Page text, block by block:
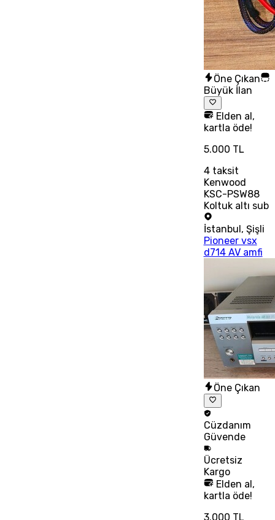
Öne Çıkan
Büyük İlan
Elden al,
kartla öde!
5.000 TL
4taksit
Kenwood
KSC-PSW88
Koltuk altı sub
İstanbul , Şişli
Pioneer vsx
d714 AV amfi
Öne Çıkan
Cüzdanım
Güvende
Ücretsiz
Kargo
Elden al,
kartla öde!
3.000 TL